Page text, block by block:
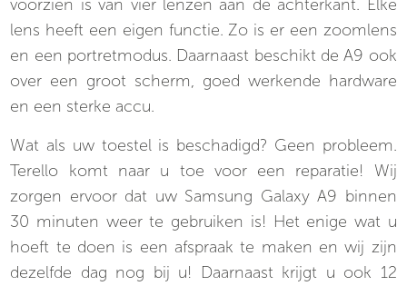
voorzien is van vier lenzen aan de achterkant. Elke
lens heeft een eigen functie. Zo is er een zoomlens
en een portretmodus. Daarnaast beschikt de A9 ook
over een groot scherm, goed werkende hardware
en een sterke accu.
Wat als uw toestel is beschadigd? Geen probleem.
Terello komt naar u toe voor een reparatie! Wij
zorgen ervoor dat uw Samsung Galaxy A9 binnen
30 minuten weer te gebruiken is! Het enige wat u
hoeft te doen is een afspraak te maken en wij zijn
dezelfde dag nog bij u! Daarnaast krijgt u ook 12